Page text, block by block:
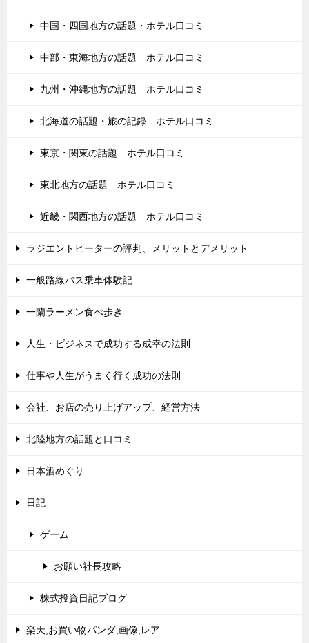
中国・四国地方の話題・ホテル口コミ
中部・東海地方の話題 ホテル口コミ
九州・沖縄地方の話題 ホテル口コミ
北海道の話題・旅の記録 ホテル口コミ
東京・関東の話題 ホテル口コミ
東北地方の話題 ホテル口コミ
近畿・関西地方の話題 ホテル口コミ
ラジエントヒーターの評判、メリットとデメリット
一般路線バス乗車体験記
一蘭ラーメン食べ歩き
人生・ビジネスで成功する成幸の法則
仕事や人生がうまく行く成功の法則
会社、お店の売り上げアップ、経営方法
北陸地方の話題と口コミ
日本酒めぐり
日記
ゲーム
お願い社長攻略
株式投資日記ブログ
楽天,お買い物パンダ,画像,レア